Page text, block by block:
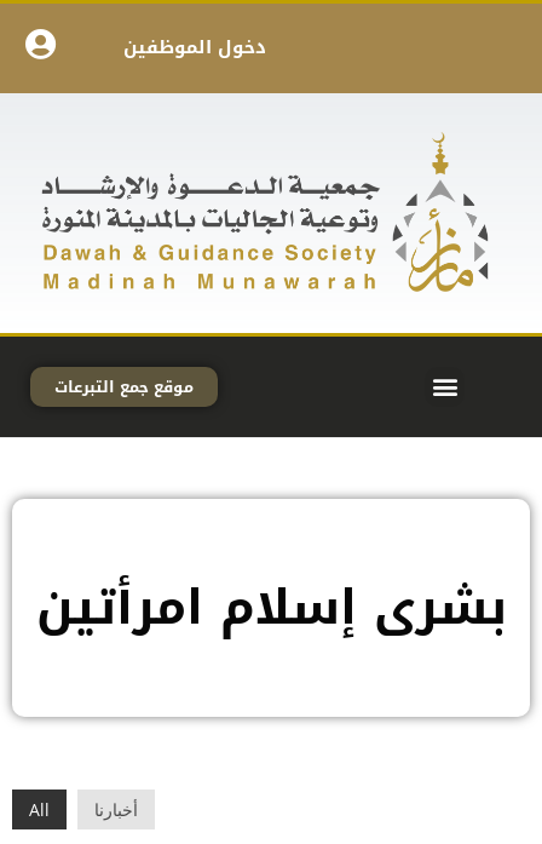
دخول الموظفين
موقع جمع التبرعات
بشرى إسلام امرأتين
All أخبارنا